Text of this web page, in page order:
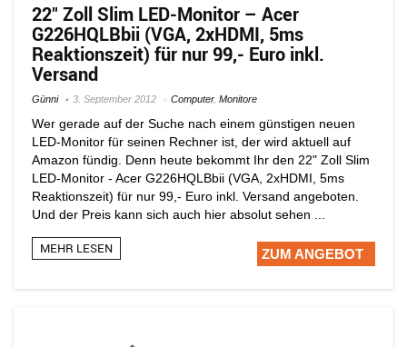
22″ Zoll Slim LED-Monitor – Acer
G226HQLBbii (VGA, 2xHDMI, 5ms
Reaktionszeit) für nur 99,- Euro inkl.
Versand
Günni 3. September 2012 Computer, Monitore
Wer gerade auf der Suche nach einem günstigen neuen
LED-Monitor für seinen Rechner ist, der wird aktuell auf
Amazon fündig. Denn heute bekommt Ihr den 22" Zoll Slim
LED-Monitor - Acer G226HQLBbii (VGA, 2xHDMI, 5ms
Reaktionszeit) für nur 99,- Euro inkl. Versand angeboten.
Und der Preis kann sich auch hier absolut sehen ...
MEHR LESEN ZUM ANGEBOT